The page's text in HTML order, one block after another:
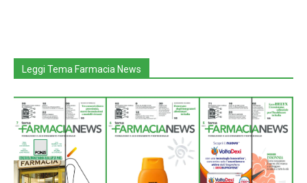
Leggi Tema Farmacia News